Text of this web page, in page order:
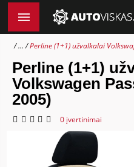
... Perline (1+1) užvalkalai
Perline (1+1)
Volkswagen
2005)
0 įvertinimai